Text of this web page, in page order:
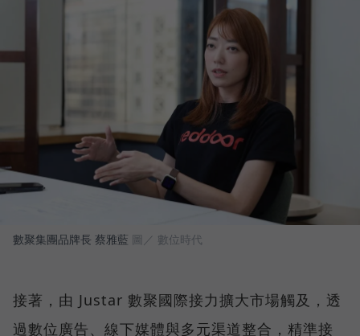
數聚集團品牌長 蔡雅藍 圖／ 數位時代
接著，由 Justar 數聚國際接力擴大市場觸及，透
過數位廣告、線下媒體與多元渠道整合，精準接